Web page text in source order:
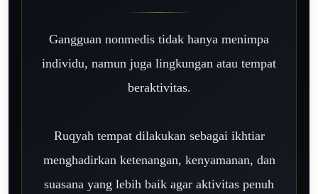
Gangguan nonmedis tidak hanya menimpa
individu, namun juga lingkungan atau tempat
beraktivitas.
Ruqyah tempat dilakukan sebagai ikhtiar
menghadirkan ketenangan, kenyamanan, dan
suasana yang lebih baik agar aktivitas penuh